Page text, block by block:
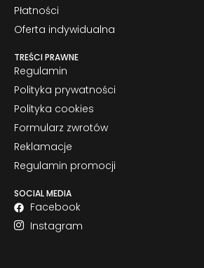
Płatności
Oferta indywidualna
TREŚCI PRAWNE
Regulamin
Polityka prywatności
Polityka cookies
Formularz zwrotów
Reklamacje
Regulamin promocji
SOCIAL MEDIA
Facebook
Instagram